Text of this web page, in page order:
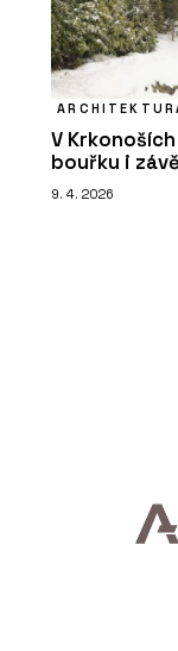
V
bouřku i
9. 4. 2026